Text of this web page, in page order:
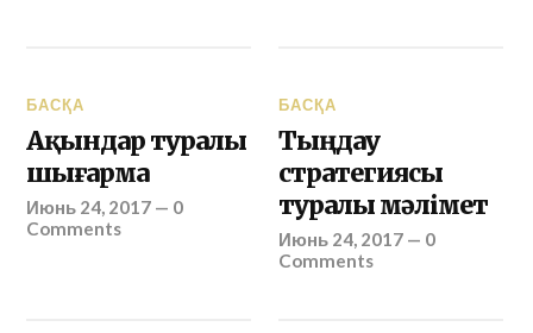
БАСҚА
Ақындар туралы
шығарма
Июнь 24, 2017 — 0
Comments
БАСҚА
Тыңдау
стратегиясы
туралы мәлімет
Июнь 24, 2017 — 0
Comments